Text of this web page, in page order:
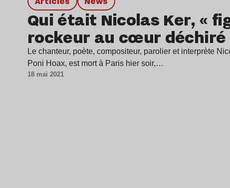
Qui était Nicolas Ker, «
rockeur au cœur déchiré
Le chanteur, poète, compositeur, parolier et interprète
Poni Hoax, est mort à Paris hier soir,…
18 mai 2021